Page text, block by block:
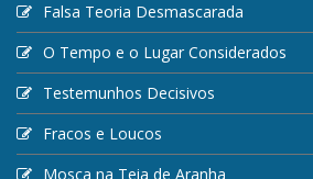
Falsa Teoria Desmascarada
O Tempo e o Lugar Considerados
Testemunhos Decisivos
Fracos e Loucos
Mosca na Teia de Aranha